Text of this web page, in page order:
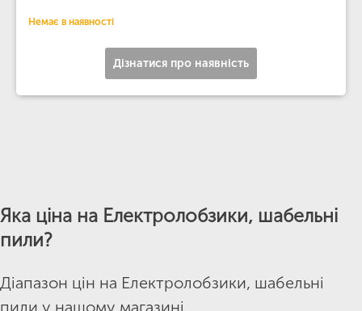
Немає в наявності
Дізнатися про наявність
Яка ціна на Електролобзики, шабельні
пили?
Діапазон цін на Електролобзики, шабельні
пили у нашому магазині